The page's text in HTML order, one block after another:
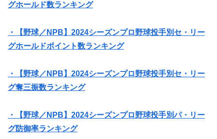
グホールド数ランキング
・【野球／NPB】2024シーズンプロ野球投手別セ・リー
グホールドポイント数ランキング
・【野球／NPB】2024シーズンプロ野球投手別セ・リー
グ奪三振数ランキング
・【野球／NPB】2024シーズンプロ野球投手別パ・リー
グ防御率ランキング